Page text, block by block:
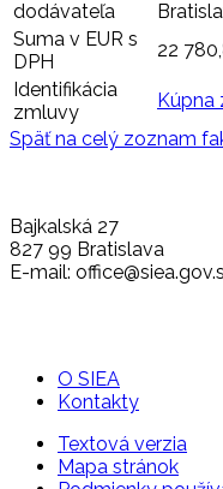
dodávateľa
Suma v EUR s
DPH
22
Identifikácia
zmluvy
Kúpna
Späť na celý zoznam
Bajkalská 27
827 99 Bratislava
E-mail:
O SIEA
Kontakty
Textová verzia
Mapa stránok